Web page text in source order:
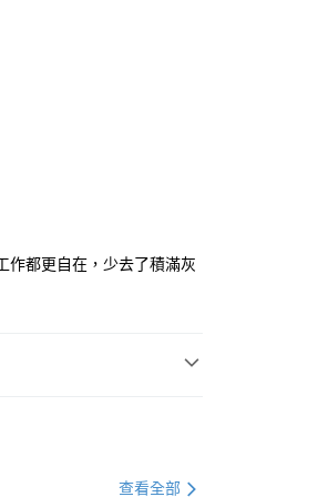
作都更自在，少去了積滿灰
查看全部